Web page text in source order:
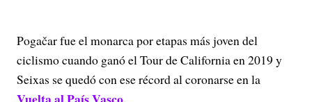
Pogačar fue el monarca por etapas más joven del
ciclismo cuando ganó el Tour de California en 2019 y
Seixas se quedó con ese récord al coronarse en la
.